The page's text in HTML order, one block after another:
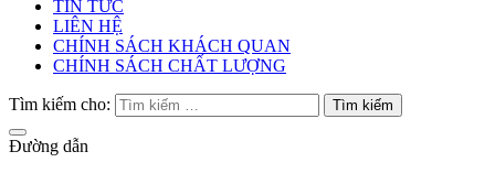
TIN TỨC
LIÊN HỆ
CHÍNH SÁCH KHÁCH QUAN
CHÍNH SÁCH CHẤT LƯỢNG
Tìm kiếm cho:
Đường dẫn